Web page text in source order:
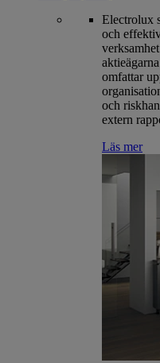
Electrolux
och
omfattar
och
extern
Läs mer